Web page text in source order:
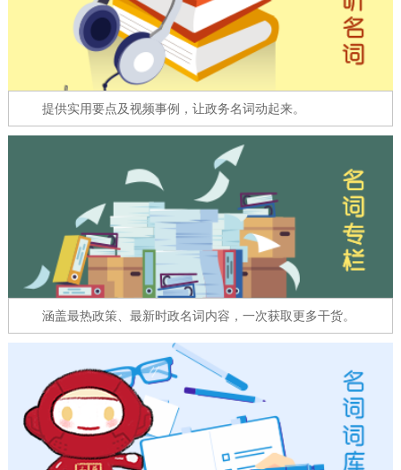
参与调查 在线访谈 图说互动
图说北京 视频北京
ENGLISH 한국어 日本語
DEUTSCH FRANÇAIS РУССКИЙ ЯЗЫК
ESPAÑOL العربية PORTUGUÊS
ITALIANO
提供实用要点及视频事例，让政务名词动起来。
涵盖最热政策、最新时政名词内容，一次获取更多干货。